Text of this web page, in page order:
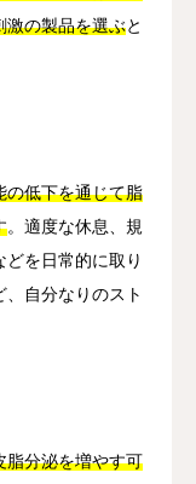
激の製品を選ぶと
の低下を通じて脂
。適度な休息、規
を日常的に取り
自分なりのスト
脂分泌を増やす可